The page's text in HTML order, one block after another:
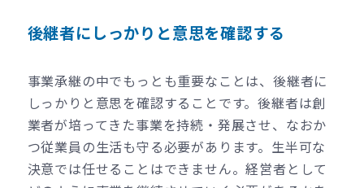
後継者にしっかりと意思を確認する
事業承継の中でもっとも重要なことは、後継者に
しっかりと意思を確認することです。後継者は創
業者が培ってきた事業を持続・発展させ、なおか
つ従業員の生活も守る必要があります。生半可な
決意では任せることはできません。経営者として